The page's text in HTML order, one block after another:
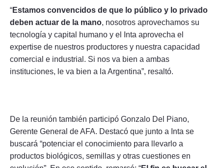
“Estamos convencidos de que lo público y lo privado
deben actuar de la mano, nosotros aprovechamos su
tecnología y capital humano y el Inta aprovecha el
expertise de nuestros productores y nuestra capacidad
comercial e industrial. Si nos va bien a ambas
instituciones, le va bien a la Argentina”, resaltó.
De la reunión también participó Gonzalo Del Piano,
Gerente General de AFA. Destacó que junto a Inta se
buscará “potenciar el conocimiento para llevarlo a
productos biológicos, semillas y otras cuestiones en